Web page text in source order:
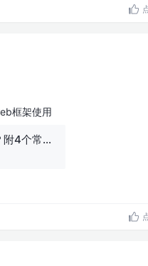
框架使用
如何用Go语言进行Web应用的开发？附4个常用框架对比总结！